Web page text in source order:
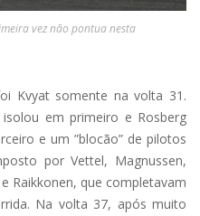
vez não pontua nesta
Kvyat somente na volta 31.
em primeiro e Rosberg
e um ”blocão” de pilotos
por Vettel, Magnussen,
Raikkonen, que completavam
Na volta 37, após muito